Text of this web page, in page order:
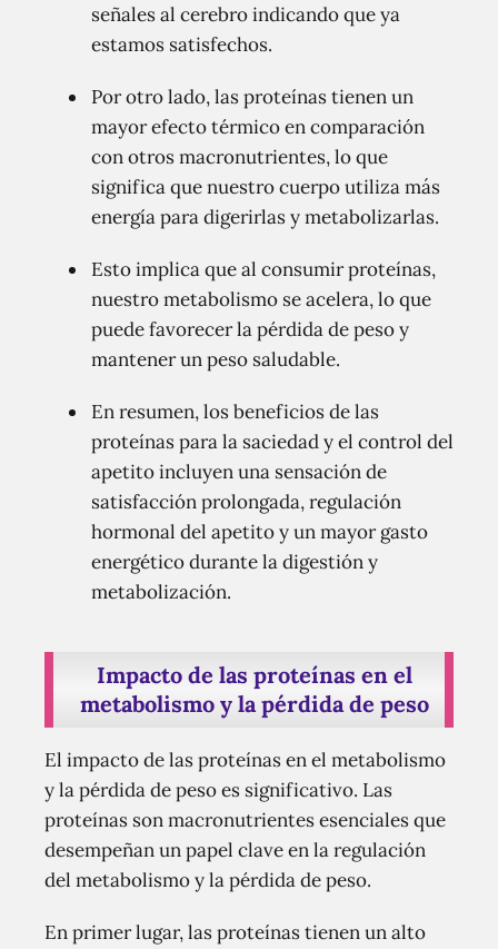
señales al cerebro indicando que ya
estamos satisfechos.
Por otro lado, las proteínas tienen un
mayor efecto térmico en comparación
con otros macronutrientes, lo que
significa que nuestro cuerpo utiliza más
energía para digerirlas y metabolizarlas.
Esto implica que al consumir proteínas,
nuestro metabolismo se acelera, lo que
puede favorecer la pérdida de peso y
mantener un peso saludable.
En resumen, los beneficios de las
proteínas para la saciedad y el control del
apetito incluyen una sensación de
satisfacción prolongada, regulación
hormonal del apetito y un mayor gasto
energético durante la digestión y
metabolización.
Impacto de las proteínas en el
metabolismo y la pérdida de peso
El impacto de las proteínas en el metabolismo
y la pérdida de peso es significativo. Las
proteínas son macronutrientes esenciales que
desempeñan un papel clave en la regulación
del metabolismo y la pérdida de peso.
En primer lugar, las proteínas tienen un alto